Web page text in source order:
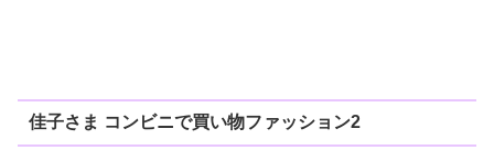
佳子さま コンビニで買い物ファッション2